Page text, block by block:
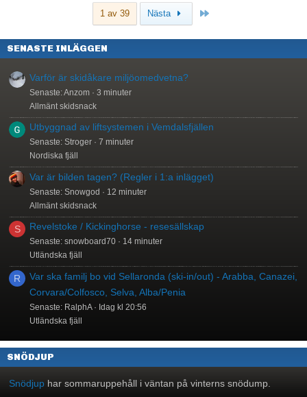
1 av 39 Nästa
SENASTE INLÄGGEN
Varför är skidåkare miljöomedvetna?
Senaste: Anzom
3 minuter
Allmänt skidsnack
Utbyggnad av liftsystemen i Vemdalsfjällen
Senaste: Stroger
7 minuter
Nordiska fjäll
Var är bilden tagen? (Regler i 1:a inlägget)
Senaste: Snowgod
12 minuter
Allmänt skidsnack
S Revelstoke / Kickinghorse - resesällskap
Senaste: snowboard70
14 minuter
Utländska fjäll
R
Var ska familj bo vid Sellaronda (ski-in/out) - Arabba, Canazei,
Corvara/Colfosco, Selva, Alba/Penia
Senaste: RalphA
Idag kl 20:56
Utländska fjäll
SNÖDJUP
Snödjup har sommaruppehåll i väntan på vinterns snödump.